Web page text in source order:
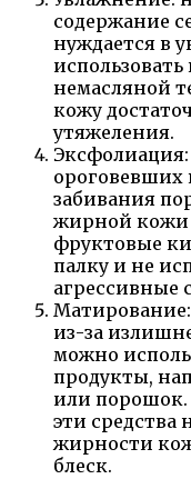
содержание
нуждается в
немасляной
кожу
утяжеления.
Эксфолиация:
ороговевших
забивания
жирной кожи
фруктовые
палку и не
агрессивные
из-за
можно
продукты,
или порошок.
эти
жирности
блеск.